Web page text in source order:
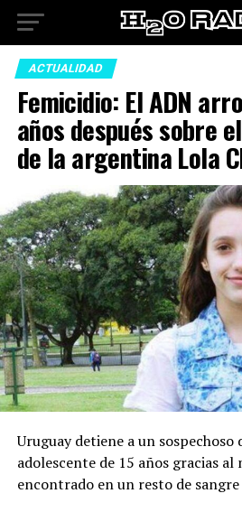
ACTUALIDAD
Femicidio: El ADN
años después sobre
de la argentina Lola
Uruguay detiene a un sospechoso
adolescente de 15 años gracias
encontrado en un resto de sangre